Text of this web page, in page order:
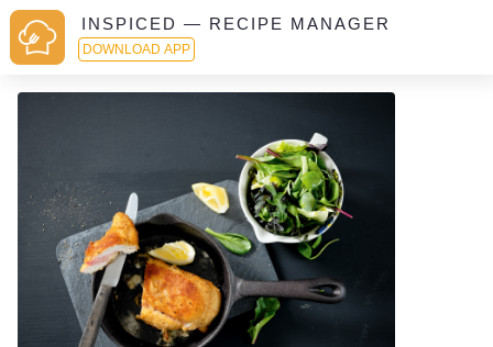
INSPICED — RECIPE MANAGER
DOWNLOAD APP